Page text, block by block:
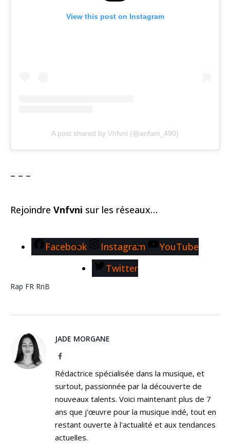
View this post on Instagram
A post shared by Vnfvni (@anfani_490)
– – –
Rejoindre Vnfvni sur les réseaux…
Facebook Instagram
YouTube
Twitter
Rap FR RnB
JADE MORGANE
Facebook
Rédactrice spécialisée dans la musique, et
surtout, passionnée par la découverte de
nouveaux talents. Voici maintenant plus de 7
ans que j'œuvre pour la musique indé, tout en
restant ouverte à l'actualité et aux tendances
actuelles.